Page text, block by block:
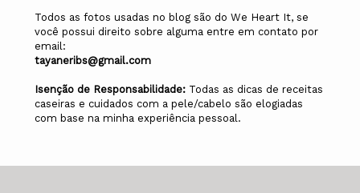
Todos as fotos usadas no blog são do We Heart It, se
você possui direito sobre alguma entre em contato por
email:
tayaneribs@gmail.com
Isenção de Responsabilidade: Todas as dicas de receitas
caseiras e cuidados com a pele/cabelo são elogiadas
com base na minha experiência pessoal.